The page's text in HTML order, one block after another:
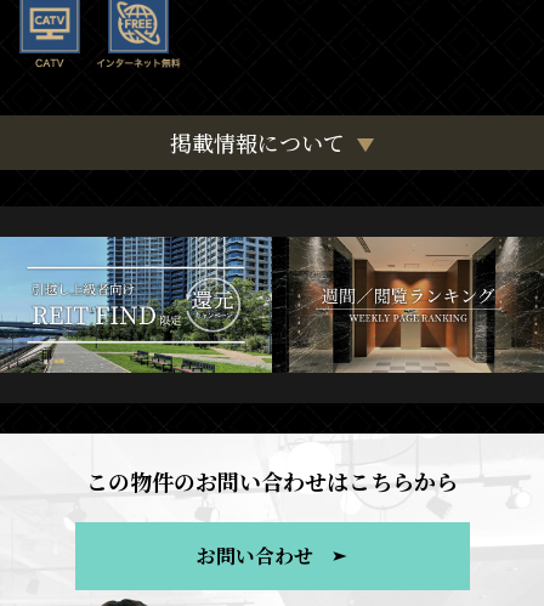
掲載情報について
この物件のお問い合わせはこちらから
お問い合わせ